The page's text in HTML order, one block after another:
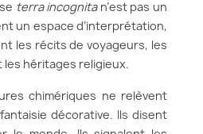
terra incognitan’est pas un
un espace d’interprétation,
les récits de voyageurs, les
héritages religieux.
chimériques ne relèvent
décorative. Ils disent